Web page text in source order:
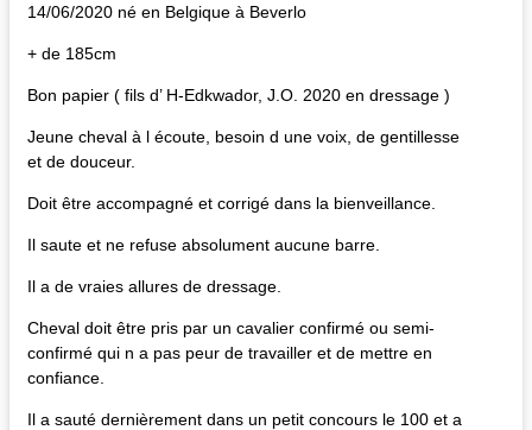
14/06/2020 né en Belgique à Beverlo
+ de 185cm
Bon papier ( fils d’ H-Edkwador, J.O. 2020 en dressage )
Jeune cheval à l écoute, besoin d une voix, de gentillesse
et de douceur.
Doit être accompagné et corrigé dans la bienveillance.
Il saute et ne refuse absolument aucune barre.
Il a de vraies allures de dressage.
Cheval doit être pris par un cavalier confirmé ou semi-
confirmé qui n a pas peur de travailler et de mettre en
confiance.
Il a sauté dernièrement dans un petit concours le 100 et a